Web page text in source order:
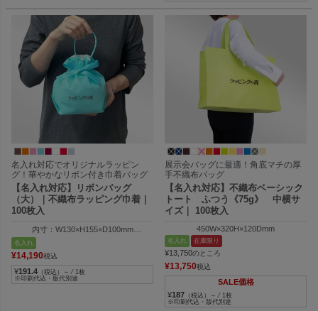
名入れ対応でオリジナルラッピン
グ！華やかなリボン付き巾着バッグ
【名入れ対応】リボンバッグ
（大）｜不織布ラッピング巾着｜
100枚入
内寸：W130×H155×D100mm
外寸：W130×H205×D100mm
名入れ
¥14,190税込
¥191.4 （税込）～ ⁄ 1枚
※印刷代込・版代別途
展示会バッグに最適！角底マチの厚
手不織布バッグ
【名入れ対応】不織布ベーシック
トート ふつう《75g》 中横サ
イズ｜ 100枚入
450W×320H×120Dmm
名入れ 在庫限り
¥13,750のところ
¥13,750税込
SALE価格
¥187 （税込）～ ⁄ 1枚
※印刷代込・版代別途